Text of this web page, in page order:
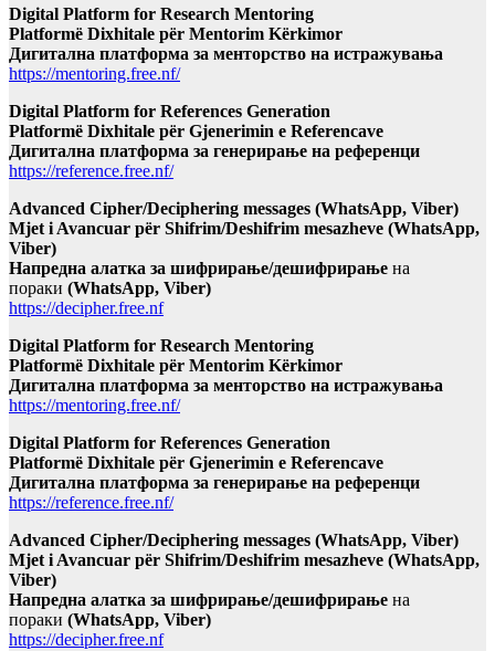
Digital Platform for Research Mentoring
Platformë Dixhitale për Mentorim Kërkimor
Дигитална платформа за менторство на истражувања
https://mentoring.free.nf/
Digital Platform for References Generation
Platformë Dixhitale për Gjenerimin e Referencave
Дигитална платформа за генерирање на референци
https://reference.free.nf/
Advanced Cipher/Deciphering messages (WhatsApp, Viber)
Mjet i Avancuar për Shifrim/Deshifrim mesazheve (WhatsApp,
Viber)
Напредна алатка за шифрирање/дешифрирање на
пораки (WhatsApp, Viber)
https://decipher.free.nf
Digital Platform for Research Mentoring
Platformë Dixhitale për Mentorim Kërkimor
Дигитална платформа за менторство на истражувања
https://mentoring.free.nf/
Digital Platform for References Generation
Platformë Dixhitale për Gjenerimin e Referencave
Дигитална платформа за генерирање на референци
https://reference.free.nf/
Advanced Cipher/Deciphering messages (WhatsApp, Viber)
Mjet i Avancuar për Shifrim/Deshifrim mesazheve (WhatsApp,
Viber)
Напредна алатка за шифрирање/дешифрирање на
пораки (WhatsApp, Viber)
https://decipher.free.nf